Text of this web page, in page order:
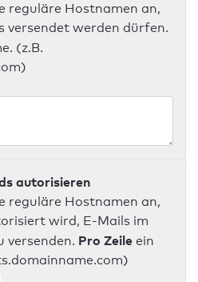
reguläre Hostnamen an,
versendet werden dürfen.
(z.B.
autorisieren
reguläre Hostnamen an,
wird, E-Mails im
versenden. Pro Zeile ein